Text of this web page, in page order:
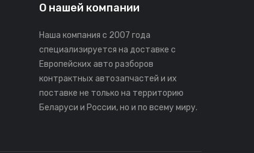
О нашей компании
Наша компания с 2007 года
специализируется на доставке с
Европейских авто разборов
контрактных автозапчастей и их
поставке не только на территорию
Беларуси и России, но и по всему миру.